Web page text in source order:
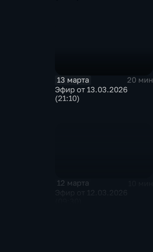
13 марта
20 мин
Эфир от 13.03.2026
(21:10)
12 марта